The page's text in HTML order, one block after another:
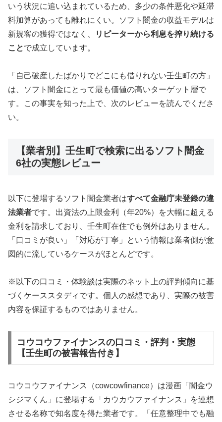
いう状況に追い込まれているため、多少の条件悪化や延滞
料加算があっても離れにくい。ソフト闇金の収益モデルは
新規客の獲得ではなく、
リピーターから利息を搾り続ける
ことで成立しています。
「自己破産したばかりでどこにも借りれない壬生町の方」
は、ソフト闇金にとって最も価値の高いターゲット層で
す。この事実を知った上で、次のレビューを読んでくださ
い。
【業者別】壬生町で検索に出るソフト闇金
6社の実態レビュー
以下に登場するソフト闇金業者はすべて金融庁未登録の違
法業者です。出資法の上限金利（年20%）を大幅に超える
金利を請求しており、壬生町在住でも例外はありません。
「口コミが良い」「対応が丁寧」という情報は業者側が意
図的に流しているケースがほとんどです。
※以下の口コミ・体験談は実際のネット上の評判傾向に基
づくケーススタディです。個人の感想であり、実際の被害
内容を保証するものではありません。
コウコウファイナンスの口コミ・評判・実態
【壬生町の被害報告付き】
コウコウファイナンス（cowcowfinance）は漫画「闇金ウ
シジマくん」に登場する「カウカウファイナンス」を連想
させる名称で知名度を得た業者です。「任意整理中でも融